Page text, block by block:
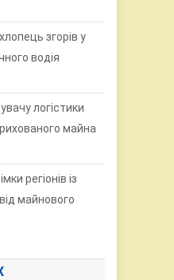
згорів у
водія
логістики
майна
регіонів із
майнового